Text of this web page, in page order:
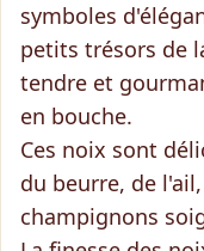
symboles
petits trésors de
tendre et
en bouche.
Ces noix sont
du beurre, de
champignons